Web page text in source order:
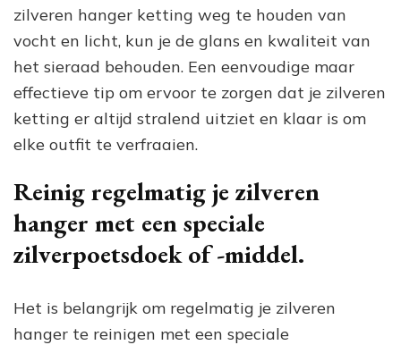
zilveren hanger ketting weg te houden van
vocht en licht, kun je de glans en kwaliteit van
het sieraad behouden. Een eenvoudige maar
effectieve tip om ervoor te zorgen dat je zilveren
ketting er altijd stralend uitziet en klaar is om
elke outfit te verfraaien.
Reinig regelmatig je zilveren
hanger met een speciale
zilverpoetsdoek of -middel.
Het is belangrijk om regelmatig je zilveren
hanger te reinigen met een speciale